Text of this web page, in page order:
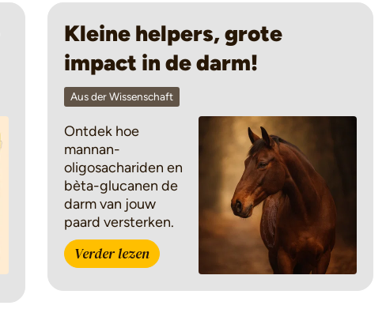
Kleine helpers, grote
impact in de darm!
Aus der Wissenschaft
Ontdek hoe
mannan-
oligosachariden en
bèta-glucanen de
darm van jouw
paard versterken.
Verder lezen